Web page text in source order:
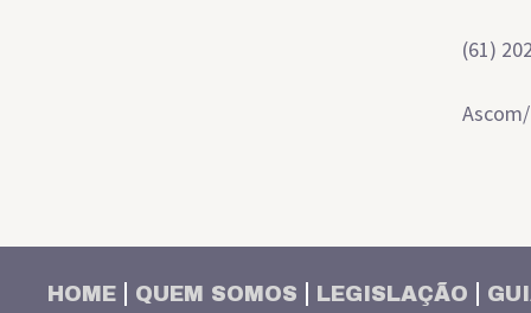
(61)
HOME QUEM SOMOS LEGISLAÇÃO